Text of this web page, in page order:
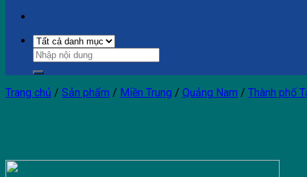
Trang chủ / Sản phẩm / Miền Trung / Quảng Nam / Thành phố